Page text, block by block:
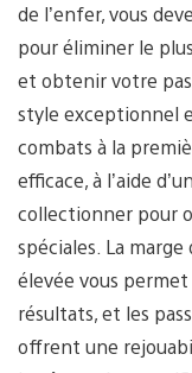
de l’enfer, vous
pour éliminer le
et obtenir votre
style exceptionnel
combats à la
efficace, à l’aide
collectionner pour
spéciales. La
élevée vous
résultats, et les
offrent une